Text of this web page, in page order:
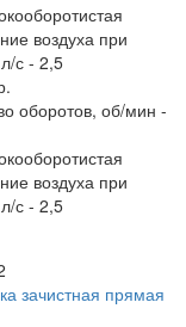
воздуха при
с - 2,5
оборотов, об/мин -
воздуха при
с - 2,5